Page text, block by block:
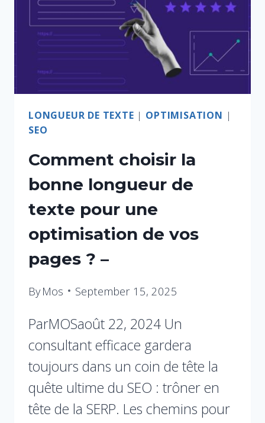
LONGUEUR DE TEXTE | OPTIMISATION |
SEO
Comment choisir la
bonne longueur de
texte pour une
optimisation de vos
pages ? –
By Mos September 15, 2025
ParMOSaoût 22, 2024 Un
consultant efficace gardera
toujours dans un coin de tête la
quête ultime du SEO : trôner en
tête de la SERP. Les chemins pour